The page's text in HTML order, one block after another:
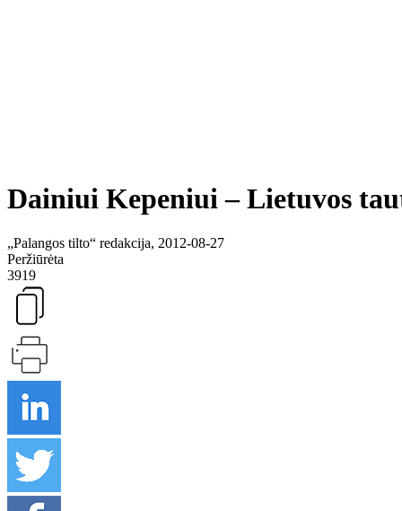
Dainiui Kepeniui – Lietuvos
„Palangos tilto“ redakcija, 2012-08-27
Peržiūrėta
3919